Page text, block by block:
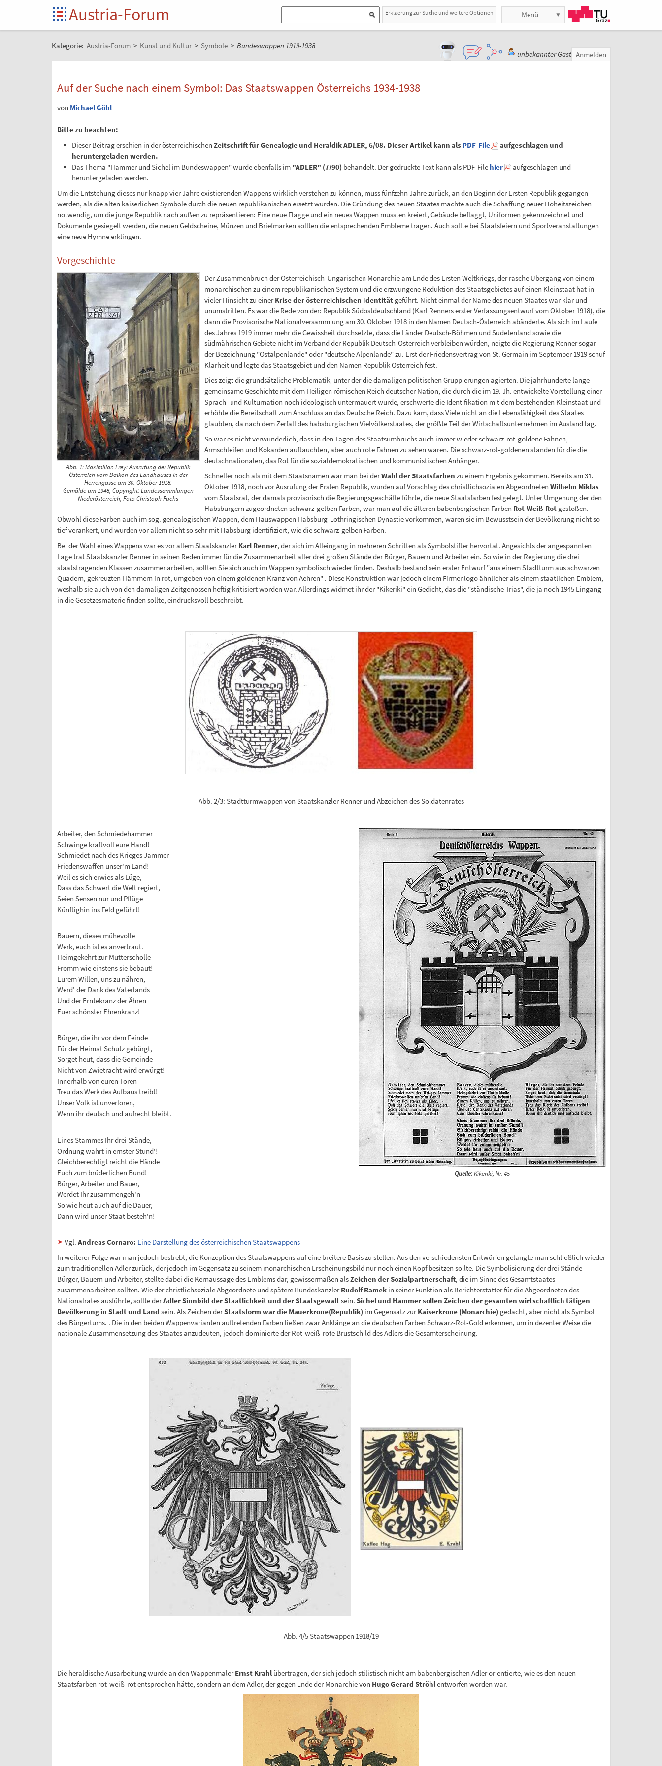
Austria-Forum Erklaerung zur Suche und weitere Optionen Menü
Kategorie: Austria-Forum > Kunst und Kultur > Symbole > Bundeswappen 1919-1938
unbekannter Gast Anmelden
Auf der Suche nach einem Symbol: Das Staatswappen Österreichs 1934-1938
von Michael Göbl
Bitte zu beachten:
Dieser Beitrag erschien in der österreichischenZeitschrift für Genealogie und Heraldik ADLER, 6/08. Dieser Artikel kann als PDF-File
aufgeschlagen und
heruntergeladen werden.
Das Thema "Hammer und Sichel im Bundeswappen" wurde ebenfalls im "ADLER" (7/90) behandelt. Der gedruckte Text kann als PDF-File hier
aufgeschlagen und
heruntergeladen werden.
Um die Entstehung dieses nur knapp vier Jahre existierenden Wappens wirklich verstehen zu können, muss fünfzehn Jahre zurück, an den Beginn der Ersten Republik gegangen
werden, als die alten kaiserlichen Symbole durch die neuen republikanischen ersetzt wurden. Die Gründung des neuen Staates machte auch die Schaffung neuer Hoheitszeichen
notwendig, um die junge Republik nach außen zu repräsentieren: Eine neue Flagge und ein neues Wappen mussten kreiert, Gebäude beflaggt, Uniformen gekennzeichnet und
Dokumente gesiegelt werden, die neuen Geldscheine, Münzen und Briefmarken sollten die entsprechenden Embleme tragen. Auch sollte bei Staatsfeiern und Sportveranstaltungen
eine neue Hymne erklingen.
Vorgeschichte
Abb. 1: Maximilian Frey: Ausrufung der Republik
Österreich vom Balkon des Landhauses in der
Herrengasse am 30. Oktober 1918.
Gemälde um 1948, Copyright: Landessammlungen
Niederösterreich, Foto Christoph Fuchs
Der Zusammenbruch der Österreichisch-Ungarischen Monarchie am Ende des Ersten Weltkriegs, der rasche Übergang von einem
monarchischen zu einem republikanischen System und die erzwungene Reduktion des Staatsgebietes auf einen Kleinstaat hat in
vieler Hinsicht zu einerKrise der österreichischen Identitätgeführt. Nicht einmal der Name des neuen Staates war klar und
unumstritten. Es war die Rede von der: Republik Südostdeutschland (Karl Renners erster Verfassungsentwurf vom Oktober 1918), die
dann die Provisorische Nationalversammlung am 30. Oktober 1918 in den Namen Deutsch-Österreich abänderte. Als sich im Laufe
des Jahres 1919 immer mehr die Gewissheit durchsetzte, dass die Länder Deutsch-Böhmen und Sudetenland sowie die
südmährischen Gebiete nicht im Verband der Republik Deutsch-Österreich verbleiben würden, neigte die Regierung Renner sogar
der Bezeichnung "Ostalpenlande" oder "deutsche Alpenlande" zu. Erst der Friedensvertrag von St. Germain im September 1919 schuf
Klarheit und legte das Staatsgebiet und den Namen Republik Österreich fest.
Dies zeigt die grundsätzliche Problematik, unter der die damaligen politischen Gruppierungen agierten. Die jahrhunderte lange
gemeinsame Geschichte mit dem Heiligen römischen Reich deutscher Nation, die durch die im 19. Jh. entwickelte Vorstellung einer
Sprach- und Kulturnation noch ideologisch untermauert wurde, erschwerte die Identifikation mit dem bestehenden Kleinstaat und
erhöhte die Bereitschaft zum Anschluss an das Deutsche Reich. Dazu kam, dass Viele nicht an die Lebensfähigkeit des Staates
glaubten, da nach dem Zerfall des habsburgischen Vielvölkerstaates, der größte Teil der Wirtschaftsunternehmen im Ausland lag.
So war es nicht verwunderlich, dass in den Tagen des Staatsumbruchs auch immer wieder schwarz-rot-goldene Fahnen,
Armschleifen und Kokarden auftauchten, aber auch rote Fahnen zu sehen waren. Die schwarz-rot-goldenen standen für die die
deutschnationalen, das Rot für die sozialdemokratischen und kommunistischen Anhänger.
Schneller noch als mit dem Staatsnamen war man bei derWahl der Staatsfarben zu einem Ergebnis gekommen. Bereits am 31.
Oktober 1918, noch vor Ausrufung der Ersten Republik, wurden auf Vorschlag des christlichsozialen Abgeordneten Wilhelm Miklas
vom Staatsrat, der damals provisorisch die Regierungsgeschäfte führte, die neue Staatsfarben festgelegt. Unter Umgehung der den
Habsburgern zugeordneten schwarz-gelben Farben, war man auf die älteren babenbergischen Farben Rot-Weiß-Rotgestoßen.
Obwohl diese Farben auch im sog. genealogischen Wappen, dem Hauswappen Habsburg-Lothringischen Dynastie vorkommen, waren sie im Bewusstsein der Bevölkerung nicht so
tief verankert, und wurden vor allem nicht so sehr mit Habsburg identifiziert, wie die schwarz-gelben Farben.
Bei der Wahl eines Wappens war es vor allem StaatskanzlerKarl Renner, der sich im Alleingang in mehreren Schritten als Symbolstifter hervortat. Angesichts der angespannten
Lage trat Staatskanzler Renner in seinen Reden immer für die Zusammenarbeit aller drei großen Stände der Bürger, Bauern und Arbeiter ein. So wie in der Regierung die drei
staatstragenden Klassen zusammenarbeiten, sollten Sie sich auch im Wappen symbolisch wieder finden. Deshalb bestand sein erster Entwurf "aus einem Stadtturm aus schwarzen
Quadern, gekreuzten Hämmern in rot, umgeben von einem goldenen Kranz von Aehren" . Diese Konstruktion war jedoch einem Firmenlogo ähnlicher als einem staatlichen Emblem,
weshalb sie auch von den damaligen Zeitgenossen heftig kritisiert worden war. Allerdings widmet ihr der "Kikeriki" ein Gedicht, das die "ständische Trias", die ja noch 1945 Eingang
in die Gesetzesmaterie finden sollte, eindrucksvoll beschreibt.
Abb. 2/3: Stadtturmwappen von Staatskanzler Renner und Abzeichen des Soldatenrates
Quelle:Kikeriki, Nr. 45
Arbeiter, den Schmiedehammer
Schwinge kraftvoll eure Hand!
Schmiedet nach des Krieges Jammer
Friedenswaffen unser'm Land!
Weil es sich erwies als Lüge,
Dass das Schwert die Welt regiert,
Seien Sensen nur und Pflüge
Künftighin ins Feld geführt!
Bauern, dieses mühevolle
Werk, euch ist es anvertraut.
Heimgekehrt zur Mutterscholle
Fromm wie einstens sie bebaut!
Eurem Willen, uns zu nähren,
Werd' der Dank des Vaterlands
Und der Erntekranz der Ähren
Euer schönster Ehrenkranz!
Bürger, die ihr vor dem Feinde
Für der Heimat Schutz gebürgt,
Sorget heut, dass die Gemeinde
Nicht von Zwietracht wird erwürgt!
Innerhalb von euren Toren
Treu das Werk des Aufbaus treibt!
Unser Volk ist unverloren,
Wenn ihr deutsch und aufrecht bleibt.
Eines Stammes Ihr drei Stände,
Ordnung wahrt in ernster Stund'!
Gleichberechtigt reicht die Hände
Euch zum brüderlichen Bund!
Bürger, Arbeiter und Bauer,
Werdet Ihr zusammengeh'n
So wie heut auch auf die Dauer,
Dann wird unser Staat besteh'n!
Vgl. Andreas Cornaro: Eine Darstellung des österreichischen Staatswappens
In weiterer Folge war man jedoch bestrebt, die Konzeption des Staatswappens auf eine breitere Basis zu stellen. Aus den verschiedensten Entwürfen gelangte man schließlich wieder
zum traditionellen Adler zurück, der jedoch im Gegensatz zu seinem monarchischen Erscheinungsbild nur noch einen Kopf besitzen sollte. Die Symbolisierung der drei Stände
Bürger, Bauern und Arbeiter, stellte dabei die Kernaussage des Emblems dar, gewissermaßen alsZeichen der Sozialpartnerschaft, die im Sinne des Gesamtstaates
zusammenarbeiten sollten. Wie der christlichsoziale Abgeordnete und spätere BundeskanzlerRudolf Ramekin seiner Funktion als Berichterstatter für die Abgeordneten des
Nationalrates ausführte, sollte derAdler Sinnbild der Staatlichkeit und der Staatsgewaltsein. Sichel und Hammer sollen Zeichen der gesamten wirtschaftlich tätigen
Bevölkerung in Stadt und Land sein. Als Zeichen derStaatsform war die Mauerkrone(Republik) im Gegensatz zurKaiserkrone (Monarchie) gedacht, aber nicht als Symbol
des Bürgertums. . Die in den beiden Wappenvarianten auftretenden Farben ließen zwar Anklänge an die deutschen Farben Schwarz-Rot-Gold erkennen, um in dezenter Weise die
nationale Zusammensetzung des Staates anzudeuten, jedoch dominierte der Rot-weiß-rote Brustschild des Adlers die Gesamterscheinung.
Abb. 4/5 Staatswappen 1918/19
Die heraldische Ausarbeitung wurde an den WappenmalerErnst Krahlübertragen, der sich jedoch stilistisch nicht am babenbergischen Adler orientierte, wie es den neuen
Staatsfarben rot-weiß-rot entsprochen hätte, sondern an dem Adler, der gegen Ende der Monarchie von Hugo Gerard Ströhlentworfen worden war.